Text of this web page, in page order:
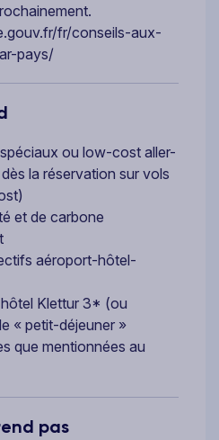
fr/conseils-aux-
pays/
ou low-cost aller-
la réservation sur vols
et de carbone
aéroport-hôtel-
Klettur 3* (ou
« petit-déjeuner »
que mentionnées au
pas